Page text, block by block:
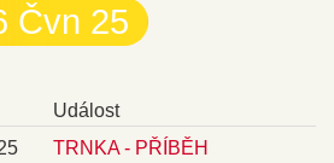
Čvn 25
Událost
TRNKA - PŘÍBĚH